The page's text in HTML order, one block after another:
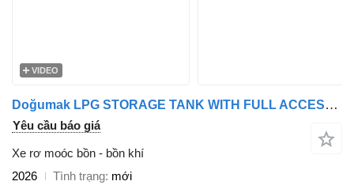
VIDEO
Doğumak LPG STORAGE TANK WITH FULL ACCESSORIES
Yêu cầu báo giá
Xe rơ moóc bồn - bồn khí
2026
Tình trạng mới